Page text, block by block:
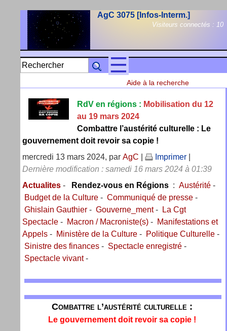
AgC 3075 [Infos-Interm.]
Visiteurs connectés : 10
Aide à la recherche
RdV en régions : Mobilisation du 12
au 19 mars 2024
Combattre l’austérité culturelle : Le
gouvernement doit revoir sa copie !
mercredi 13 mars 2024, par AgC Imprimer
Dernière modification : samedi 16 mars 2024 à 01:39
Actualites
Rendez-vous en Régions Austérité -
Budget de la Culture
Communiqué de presse -
Ghislain Gauthier
Gouverne_ment
La Cgt
Spectacle
Macron / Macroniste(s)
Manifestations et
Appels
Ministère de la Culture Politique Culturelle -
Sinistre des finances
Spectacle enregistré -
Spectacle vivant-
Combattre l’austérité culturelle :
Le gouvernement doit revoir sa copie !